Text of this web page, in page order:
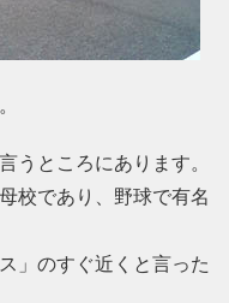
うところにあります。
校であり、野球で有名
」のすぐ近くと言った